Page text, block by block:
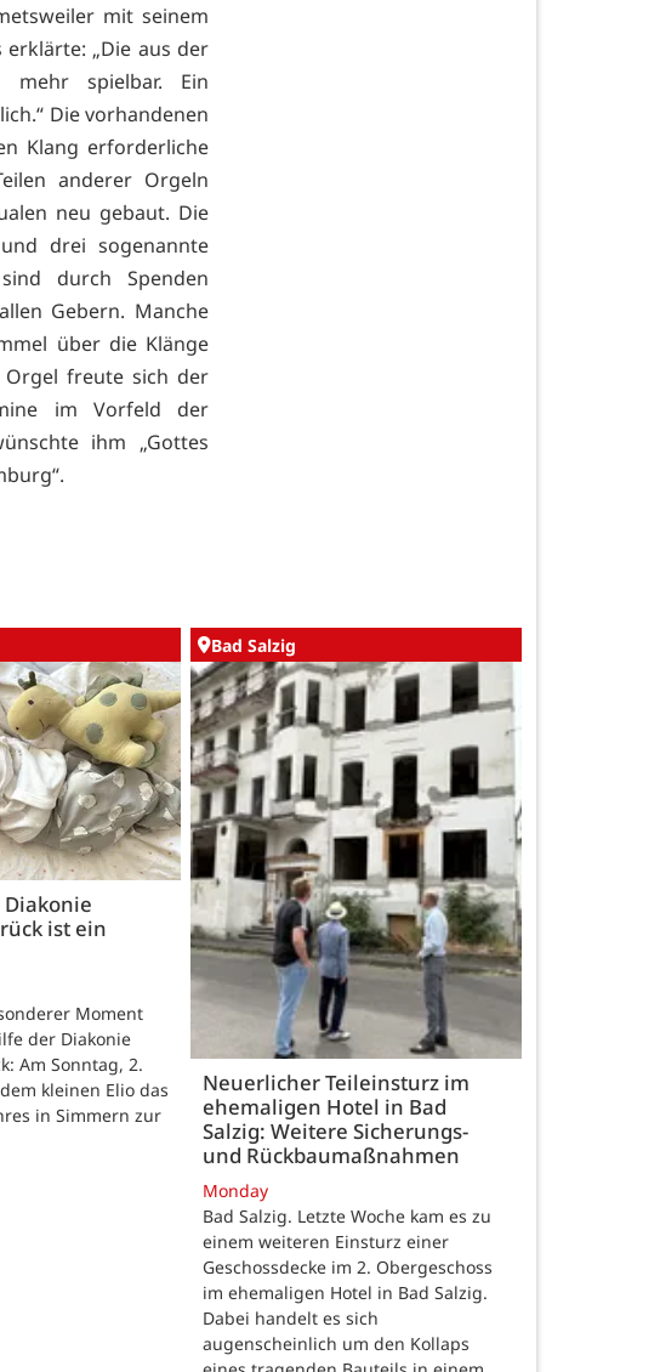
mit seinem
„Die aus der
mehr spielbar. Ein
Die vorhandenen
Klang erforderliche
anderer Orgeln
neu gebaut. Die
drei sogenannte
durch Spenden
Gebern. Manche
über die Klänge
Orgel freute sich der
im Vorfeld der
ihm „Gottes
ist ein
Moment
der Diakonie
Am Sonntag, 2.
kleinen Elio das
in Simmern zur
Bad Salzig
Neuerlicher Teileinsturz im
ehemaligen Hotel in Bad
Salzig: Weitere Sicherungs-
und Rückbaumaßnahmen
Monday
Bad Salzig. Letzte Woche kam es zu
einem weiteren Einsturz einer
Geschossdecke im 2. Obergeschoss
im ehemaligen Hotel in Bad Salzig.
Dabei handelt es sich
augenscheinlich um den Kollaps